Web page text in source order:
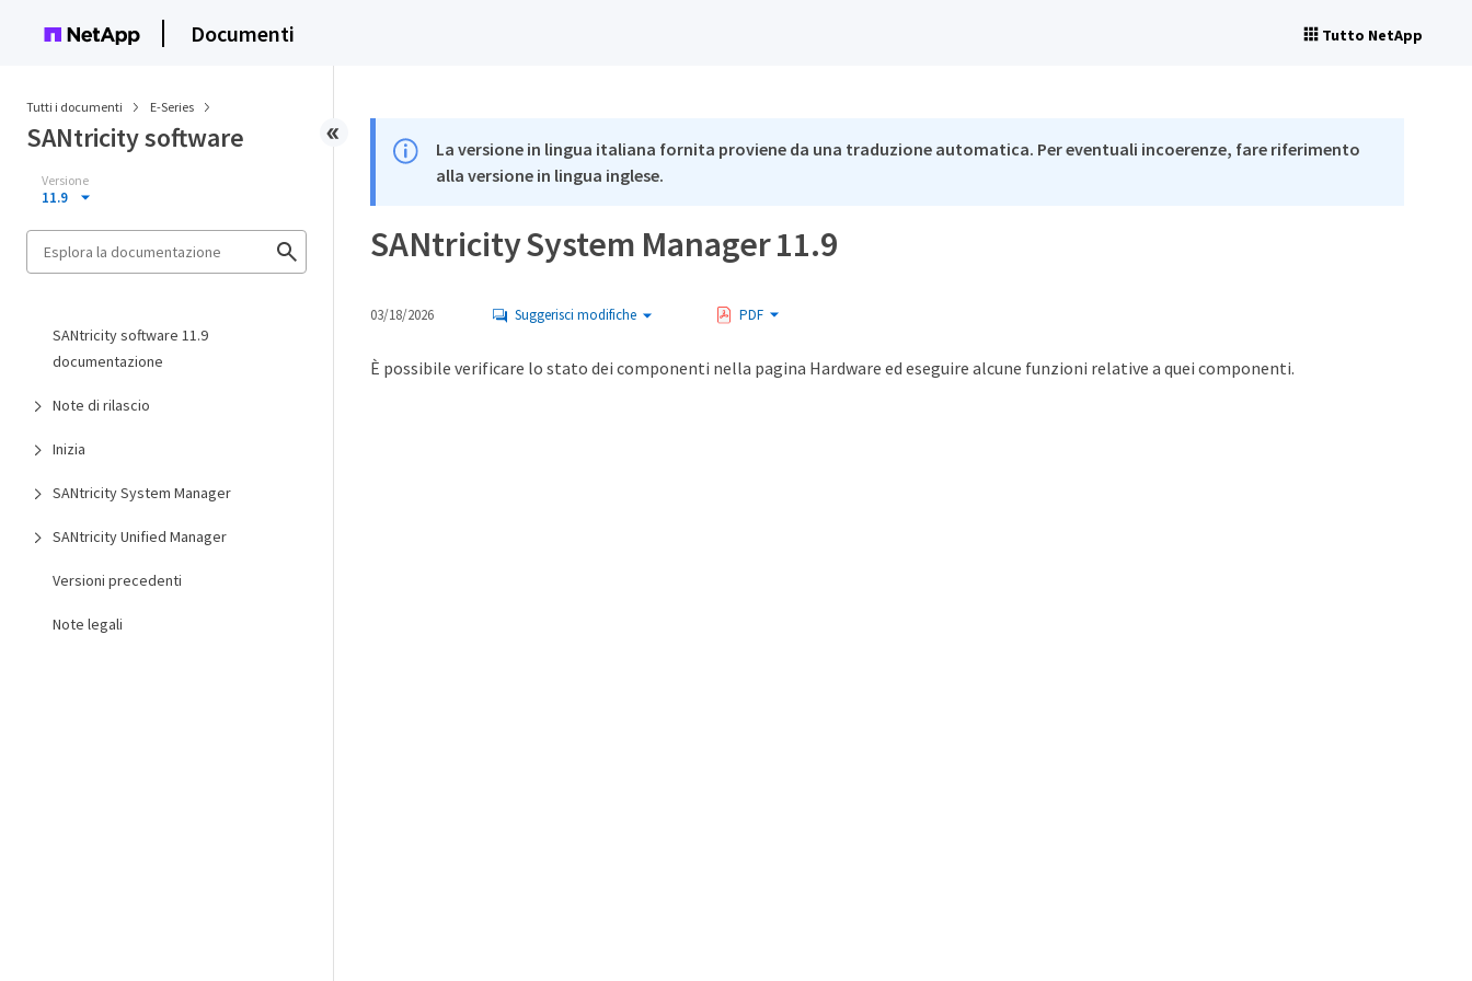
Documenti Tutto NetApp
Tutti i documenti E-Series
SANtricity software
Versione
11.9
SANtricity software 11.9
documentazione
Note di rilascio
Inizia
SANtricity System Manager
SANtricity Unified Manager
Versioni precedenti
Note legali
La versione in lingua italiana fornita proviene da una traduzione automatica. Per eventuali incoerenze, fare riferimento
alla versione in lingua inglese.
SANtricity System Manager 11.9
03/18/2026 Suggerisci modifiche PDF
È possibile verificare lo stato dei componenti nella pagina Hardware ed eseguire alcune funzioni relative a quei componenti.